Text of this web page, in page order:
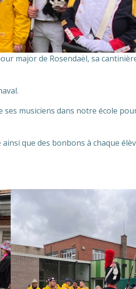
major de Rosendaël, sa
musiciens dans notre école
que des bonbons à chaque